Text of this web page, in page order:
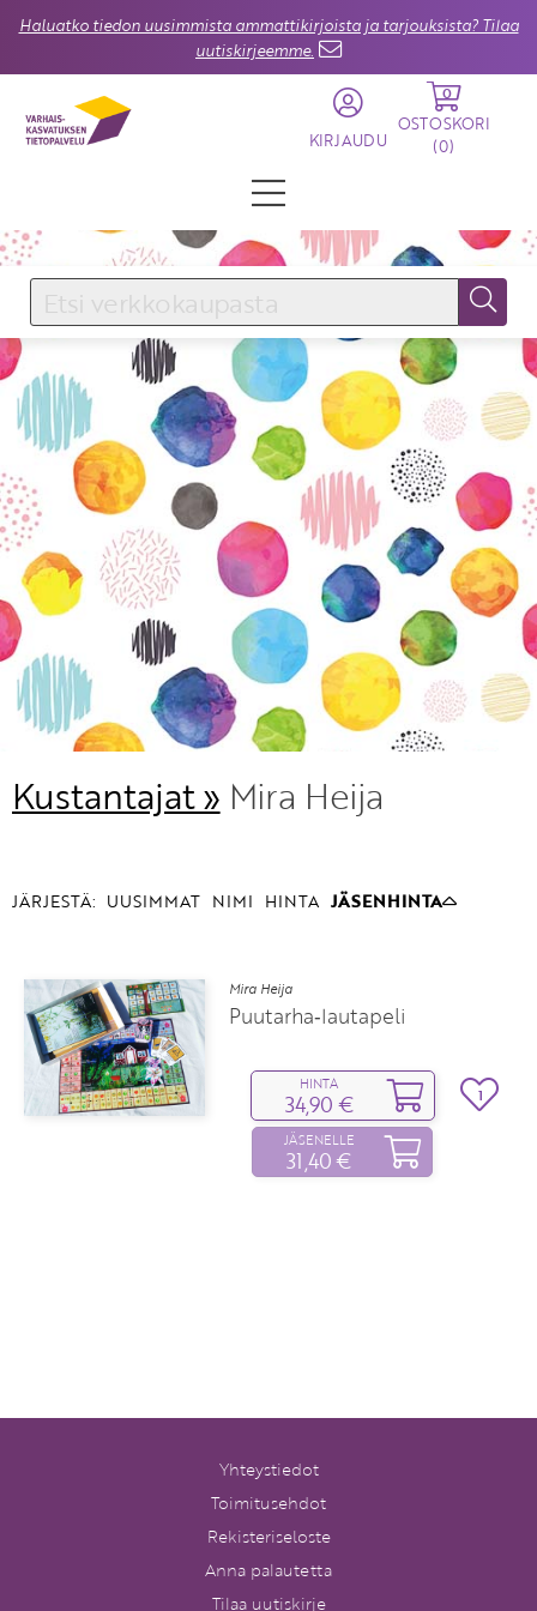
Haluatko tiedon uusimmista ammattikirjoista ja tarjouksista? Tilaa
uutiskirjeemme.
KIRJAUDU
0
OSTOSKORI
(0)
KIRJAUDU SISÄÄN
Käyttäjätunnus
Salasana
Unohtuiko salasana?
KIRJAUDU SISÄÄN
Etkö ole vielä Varhaiskasvatuksen Tietopalvelun
jäsen?
Liity tästä!
Kustantajat » Mira Heija
JÄRJESTÄ: UUSIMMAT NIMI HINTA JÄSENHINTA
Mira Heija
Puutarha‑lautapeli
HINTA
34,90 €
JÄSENELLE
31,40 €
1
Yhteystiedot
Toimitusehdot
Rekisteriseloste
Anna palautetta
Tilaa uutiskirje